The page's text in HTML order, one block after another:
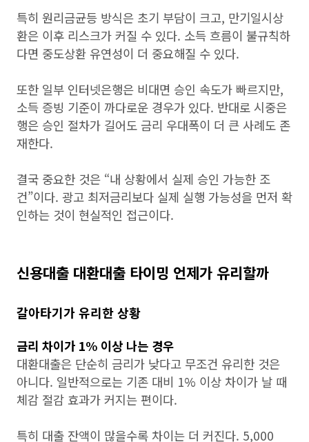
특히 원리금균등 방식은 초기 부담이 크고, 만기일시상
환은 이후 리스크가 커질 수 있다. 소득 흐름이 불규칙하
다면 중도상환 유연성이 더 중요해질 수 있다.
또한 일부 인터넷은행은 비대면 승인 속도가 빠르지만,
소득 증빙 기준이 까다로운 경우가 있다. 반대로 시중은
행은 승인 절차가 길어도 금리 우대폭이 더 큰 사례도 존
재한다.
결국 중요한 것은 “내 상황에서 실제 승인 가능한 조
건”이다. 광고 최저금리보다 실제 실행 가능성을 먼저 확
인하는 것이 현실적인 접근이다.
신용대출 대환대출 타이밍 언제가 유리할까
갈아타기가 유리한 상황
금리 차이가 1% 이상 나는 경우
대환대출은 단순히 금리가 낮다고 무조건 유리한 것은
아니다. 일반적으로는 기존 대비 1% 이상 차이가 날 때
체감 절감 효과가 커지는 편이다.
특히 대출 잔액이 많을수록 차이는 더 커진다. 5,000